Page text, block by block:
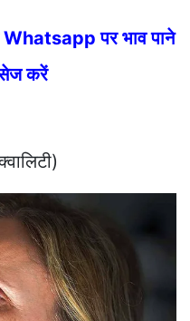
पर भाव पाने
करें